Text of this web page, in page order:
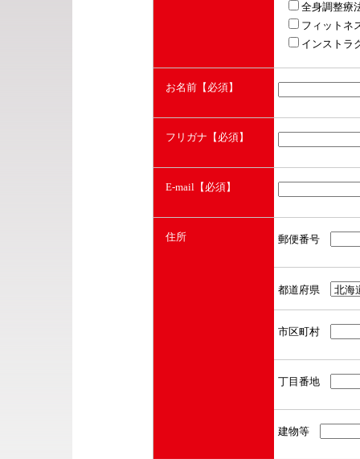
全身調整療
フィットネ
インストラ
お名前 【必須】
フリガナ 【必須】
E-mail 【必須】
住所 郵便番号
都道府県
市区町村
丁目番地
建物等